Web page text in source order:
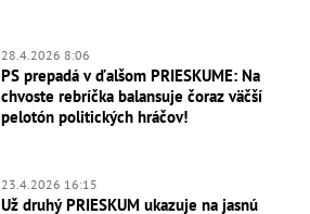
28.4.2026 8:06
PS prepadá v ďalšom PRIESKUME: Na
chvoste rebríčka balansuje čoraz väčší
pelotón politických hráčov!
23.4.2026 16:15
Už druhý PRIESKUM ukazuje na jasnú